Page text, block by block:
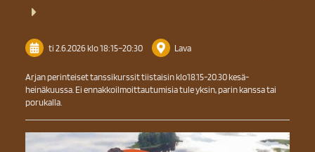
ti 2.6.2026klo 18:15–20:30 Lava
Arjan perinteiset tanssikurssit tiistaisin klo18.15-20.30 kesä-
heinäkuussa. Ei ennakkoilmoittautumisia tule yksin, parin kanssa tai
porukalla.